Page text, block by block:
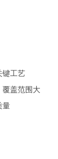
键工艺
覆盖范围大
量